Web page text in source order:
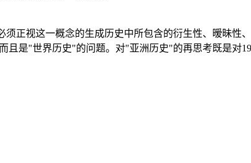
正视这一概念的生成历史中所包含的衍生性、暧昧性
且是"世界历史"的问题。对"亚洲历史"的再思考既是对